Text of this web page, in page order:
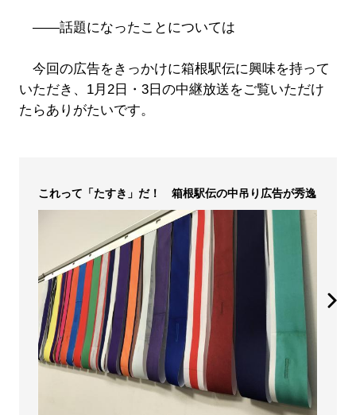
――話題になったことについては
今回の広告をきっかけに箱根駅伝に興味を持って
いただき、1月2日・3日の中継放送をご覧いただけ
たらありがたいです。
これって「たすき」だ！ 箱根駅伝の中吊り広告が秀逸